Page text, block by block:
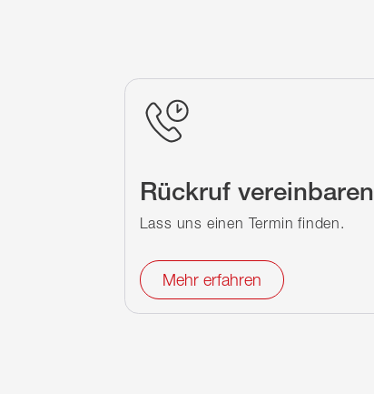
Rückruf vereinbaren
Lass uns einen Termin finden.
Mehr erfahren